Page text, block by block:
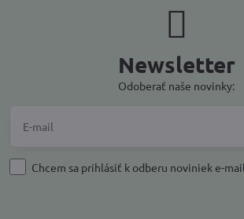
Newsletter
Odoberať naše novinky:
Chcem sa prihlásiť k odberu noviniek e-